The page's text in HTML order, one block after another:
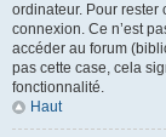
ordinateur. Pour rester
connexion. Ce n’est
accéder au forum
pas cette case, cela
fonctionnalité.
Haut